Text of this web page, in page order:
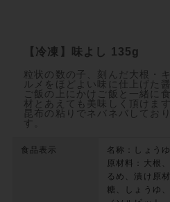
【冷凍】味よし 135g
粒状の数の子、刻んだ大根・
ルメをほどよい味に仕上げた
ご飯の上にかけご飯と一緒に
材とあえても美味しく頂けます
昆布の粘りでネバネバしてお
す。
食品表示
名称：しょう
原材料：大根
るめ、漬け原
糖、しょうゆ